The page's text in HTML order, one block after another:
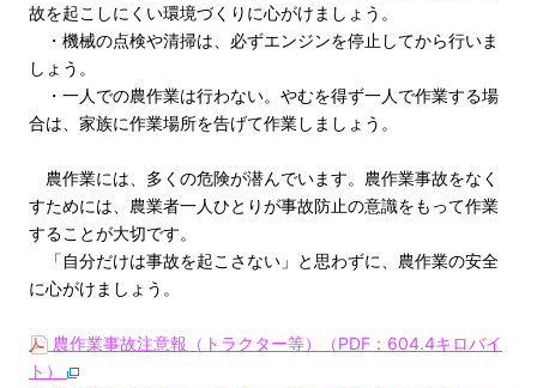
故を起こしにくい環境づくりに心がけましょう。
・機械の点検や清掃は、必ずエンジンを停止してから行いま
しょう。
・一人での農作業は行わない。やむを得ず一人で作業する場
合は、家族に作業場所を告げて作業しましょう。
農作業には、多くの危険が潜んでいます。農作業事故をなく
すためには、農業者一人ひとりが事故防止の意識をもって作業
することが大切です。
「自分だけは事故を起こさない」と思わずに、農作業の安全
に心がけましょう。
農作業事故注意報（トラクター等）（PDF：604.4キロバイ
ト）